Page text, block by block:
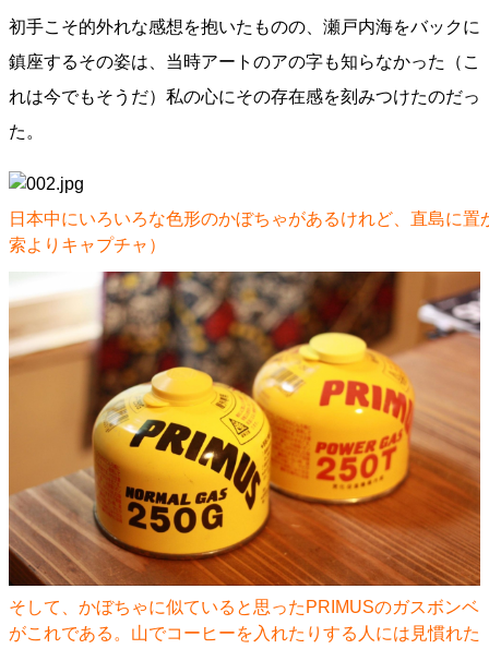
初手こそ的外れな感想を抱いたものの、瀬戸内海をバックに
鎮座するその姿は、当時アートのアの字も知らなかった（こ
れは今でもそうだ）私の心にその存在感を刻みつけたのだっ
た。
日本中にいろいろな色形のかぼちゃがあるけれど、直島に
索よりキャプチャ）
そして、かぼちゃに似ていると思ったPRIMUSのガスボンベ
がこれである。山でコーヒーを入れたりする人には見慣れた